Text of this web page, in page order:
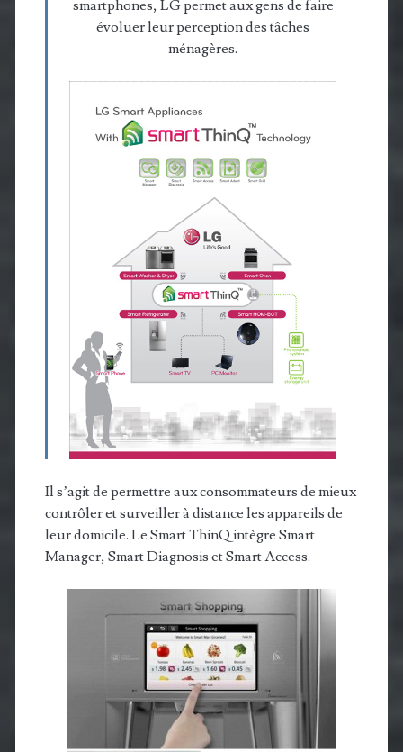
smartphones, LG permet aux gens de faire
évoluer leur perception des tâches
ménagères.
Il s’agit de permettre aux consommateurs de mieux
contrôler et surveiller à distance les appareils de
leur domicile. Le Smart ThinQ intègre Smart
Manager, Smart Diagnosis et Smart Access.